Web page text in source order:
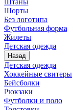
Штаны
Шорты
Без логотипа
Футбольная форма
Жилеты
Детская одежда
Назад
Детская одежда
Хоккейные свитеры
Бейсболки
Рюкзаки
Футболки и поло